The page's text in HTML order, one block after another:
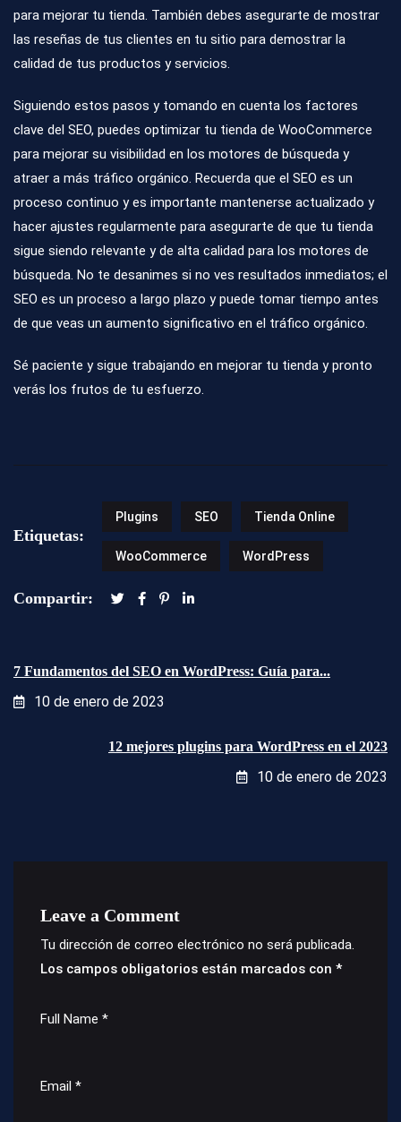
para mejorar tu tienda. También debes asegurarte de mostrar
las reseñas de tus clientes en tu sitio para demostrar la
calidad de tus productos y servicios.
Siguiendo estos pasos y tomando en cuenta los factores
clave del SEO, puedes optimizar tu tienda de WooCommerce
para mejorar su visibilidad en los motores de búsqueda y
atraer a más tráfico orgánico. Recuerda que el SEO es un
proceso continuo y es importante mantenerse actualizado y
hacer ajustes regularmente para asegurarte de que tu tienda
sigue siendo relevante y de alta calidad para los motores de
búsqueda. No te desanimes si no ves resultados inmediatos; el
SEO es un proceso a largo plazo y puede tomar tiempo antes
de que veas un aumento significativo en el tráfico orgánico.
Sé paciente y sigue trabajando en mejorar tu tienda y pronto
verás los frutos de tu esfuerzo.
Etiquetas:
Plugins SEO Tienda Online
WooCommerce WordPress
Compartir:
7 Fundamentos del SEO en WordPress: Guía para...
10 de enero de 2023
12 mejores plugins para WordPress en el 2023
10 de enero de 2023
Leave a Comment
Tu dirección de correo electrónico no será publicada.
Los campos obligatorios están marcados con *